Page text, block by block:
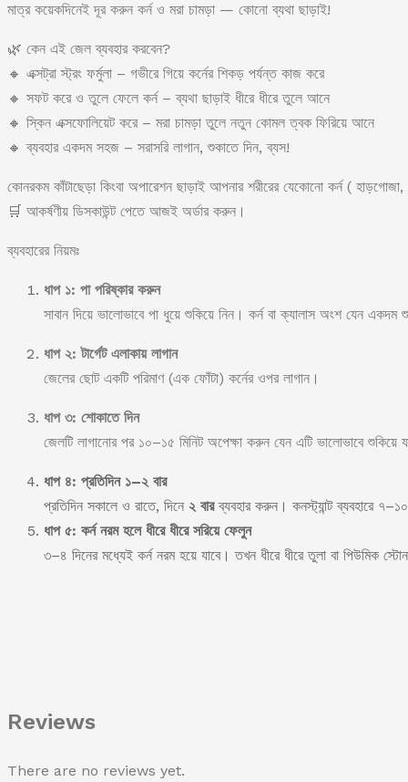
মাত্র কয়েকদিনেই দূর করুন কর্ন ও মরা চামড়া — কোনো ব্যথা ছাড়াই!
🌿 কেন এই জেল ব্যবহার করবেন?
🔸 এক্সট্রা স্ট্রং ফর্মুলা – গভীরে গিয়ে কর্নের শিকড় পর্যন্ত কাজ করে
🔸 সফট করে ও তুলে ফেলে কর্ন – ব্যথা ছাড়াই ধীরে ধীরে তুলে আনে
🔸 স্কিন এক্সফোলিয়েট করে – মরা চামড়া তুলে নতুন কোমল ত্বক ফিরিয়ে আনে
🔸 ব্যবহার একদম সহজ – সরাসরি লাগান, শুকাতে দিন, ব্যস!
কোনরকম কাঁটাছেড়া কিংবা অপারেশন ছাড়াই আপনার শরীরের যেকোনো কর্ন (
🛒 আকর্ষণীয় ডিসকাউন্ট পেতে আজই অর্ডার করুন।
ব্যবহারের নিয়মঃ
ধাপ ১: পা পরিষ্কার করুন
সাবান দিয়ে ভালোভাবে পা ধুয়ে শুকিয়ে নিন। কর্ন বা ক্যালাস অংশ যেন একদম
ধাপ ২: টার্গেট এলাকায় লাগান
জেলের ছোট একটি পরিমাণ (এক ফোঁটা) কর্নের ওপর লাগান।
ধাপ ৩: শোকাতে দিন
জেলটি লাগানোর পর ১০–১৫ মিনিট অপেক্ষা করুন যেন এটি ভালোভাবে শুকিয়ে
ধাপ ৪: প্রতিদিন ১–২ বার
প্রতিদিন সকালে ও রাতে, দিনে ২ বারব্যবহার করুন। কনস্ট্যান্ট ব্যবহারে ৭–১০
ধাপ ৫: কর্ন নরম হলে ধীরে ধীরে সরিয়ে ফেলুন
৩–৪ দিনের মধ্যেই কর্ন নরম হয়ে যাবে। তখন ধীরে ধীরে তুলা বা পিউমিক
Reviews
There are no reviews yet.